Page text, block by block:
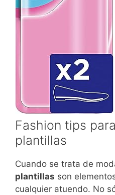
Fashion tips
plantillas
Cuando se trata de
plantillas son
cualquier atuendo. No